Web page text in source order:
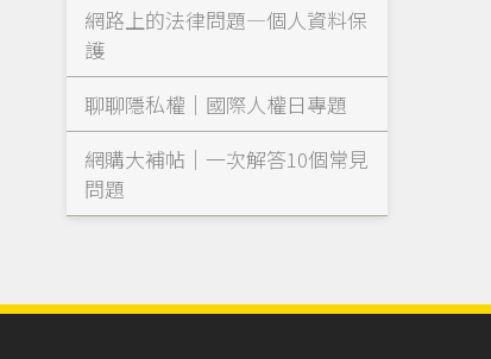
網路上的法律問題—個人資料保
護
聊聊隱私權｜國際人權日專題
網購大補帖｜一次解答10個常見
問題